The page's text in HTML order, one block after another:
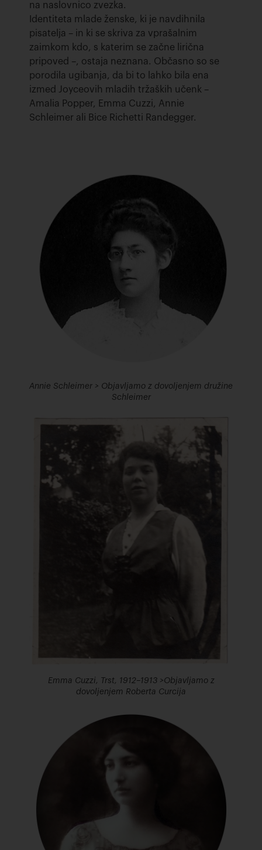
na naslovnico zvezka.
Identiteta mlade ženske, ki je navdihnila
pisatelja – in ki se skriva za vprašalnim
zaimkom kdo, s katerim se začne lirična
pripoved –, ostaja neznana. Občasno so se
porodila ugibanja, da bi to lahko bila ena
izmed Joyceovih mladih tržaških učenk –
Amalia Popper, Emma Cuzzi, Annie
Schleimer ali Bice Richetti Randegger.
Annie Schleimer > Objavljamo z dovoljenjem družine
Schleimer
Emma Cuzzi, Trst, 1912–1913 >Objavljamo z
dovoljenjem Roberta Curcija